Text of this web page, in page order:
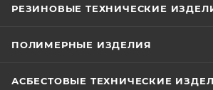
РЕЗИНОВЫЕ ТЕХНИЧЕСКИЕ
ПОЛИМЕРНЫЕ ИЗДЕЛИЯ
АСБЕСТОВЫЕ ТЕХНИЧЕСКИЕ